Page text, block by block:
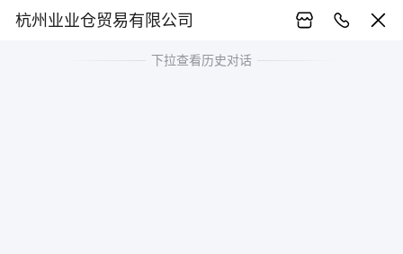
杭州业业仓贸易有限公司
下拉查看历史对话